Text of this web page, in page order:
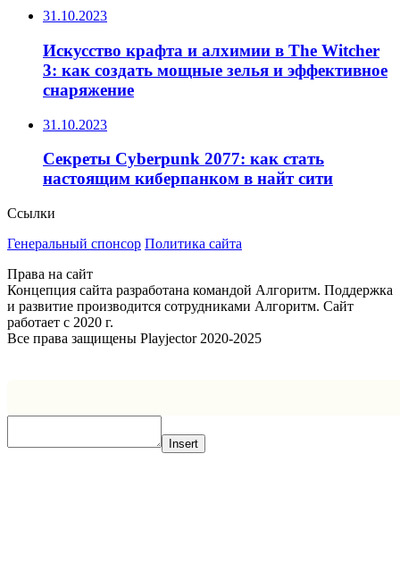
31.10.2023
Искусство крафта и алхимии в The Witcher
3: как создать мощные зелья и эффективное
снаряжение
31.10.2023
Секреты Cyberpunk 2077: как стать
настоящим киберпанком в найт сити
Ссылки
Генеральный спонсор Политика сайта
Права на сайт
Концепция сайта разработана командой Алгоритм. Поддержка
и развитие производится сотрудниками Алгоритм. Сайт
работает с 2020 г.
Все права защищены Playjector 2020-2025
Insert